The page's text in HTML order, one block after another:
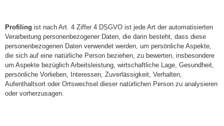
Profiling ist nach Art. 4 Ziffer 4 DSGVO ist jede Art der automatisierten
Verarbeitung personenbezogener Daten, die darin besteht, dass diese
personenbezogenen Daten verwendet werden, um persönliche Aspekte,
die sich auf eine natürliche Person beziehen, zu bewerten, insbesondere
um Aspekte bezüglich Arbeitsleistung, wirtschaftliche Lage, Gesundheit,
persönliche Vorlieben, Interessen, Zuverlässigkeit, Verhalten,
Aufenthaltsort oder Ortswechsel dieser natürlichen Person zu analysieren
oder vorherzusagen.